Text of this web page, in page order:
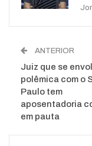
ANTERIOR
Juiz que se
polêmica com o
Paulo tem
aposentadoria
em pauta